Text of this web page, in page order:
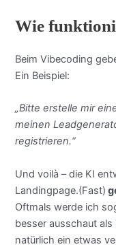
Wie
Beim Vibecoding
Ein Beispiel:
„Bitte erstelle mir
meinen
registrieren.“
Und voilà – die KI
Landingpage.(Fast)
Oftmals werde ich
besser ausschaut
natürlich ein etwas